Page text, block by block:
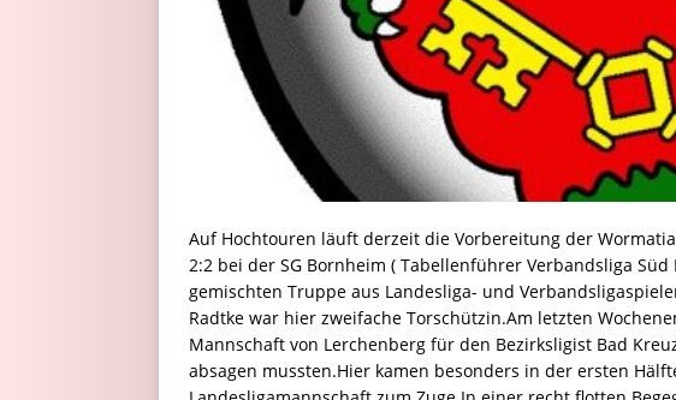
Auf Hochtouren läuft derzeit die Vorbereitung der
2:2 bei der SG Bornheim ( Tabellenführer Verbandsliga
gemischten Truppe aus Landesliga- und
Radtke war hier zweifache Torschützin.Am letzten
Mannschaft von Lerchenberg für den Bezirksligist Bad
absagen mussten.Hier kamen besonders in der ersten